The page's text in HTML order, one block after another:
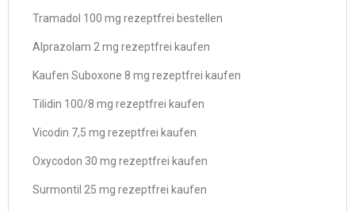
Tramadol 100 mg rezeptfrei bestellen
Alprazolam 2 mg rezeptfrei kaufen
Kaufen Suboxone 8 mg rezeptfrei kaufen
Tilidin 100/8 mg rezeptfrei kaufen
Vicodin 7,5 mg rezeptfrei kaufen
Oxycodon 30 mg rezeptfrei kaufen
Surmontil 25 mg rezeptfrei kaufen